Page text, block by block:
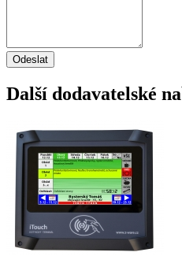
Odeslat
Další dodavatelské